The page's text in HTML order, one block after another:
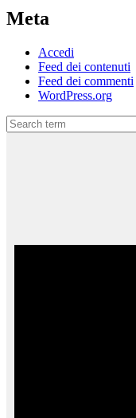
Meta
Accedi
Feed dei contenuti
Feed dei commenti
WordPress.org